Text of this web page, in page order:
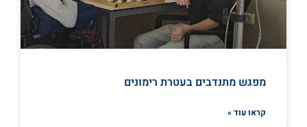
מפגש מתנדבים בעטרת רימונים
קראו עוד »